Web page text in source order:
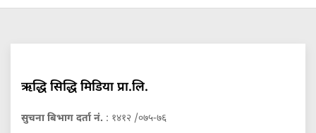
ऋद्धि सिद्धि मिडिया प्रा.लि.
सुचना बिभाग दर्ता नं. : १४१२ /०७५-७६